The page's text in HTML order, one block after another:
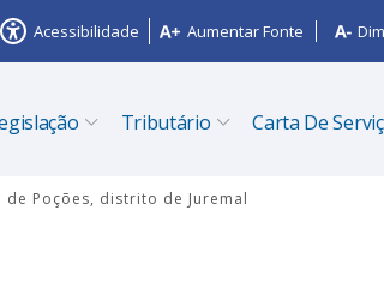
Acessibilidade Aumentar Fonte
Tributário Carta De
Poções, distrito de Juremal